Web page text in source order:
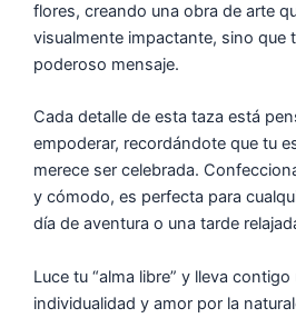
flores, creando una obra de arte
visualmente impactante, sino que
poderoso mensaje.
Cada detalle de esta taza está
empoderar, recordándote que tu
merece ser celebrada.
y cómodo, es perfecta para
día de aventura o una tarde
Luce tu “alma libre” y lleva
individualidad y amor por la